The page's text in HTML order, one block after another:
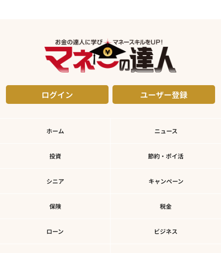
ログイン ユーザー登録
ホーム ニュース
投資 節約・ポイ活
シニア キャンペーン
保険 税金
ローン ビジネス